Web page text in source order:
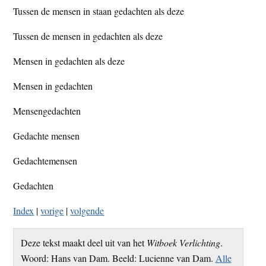
Tussen de mensen in staan gedachten als deze
Tussen de mensen in gedachten als deze
Mensen in gedachten als deze
Mensen in gedachten
Mensengedachten
Gedachte mensen
Gedachtemensen
Gedachten
Index |vorige |volgende
Deze tekst maakt deel uit van hetWitboek Verlichting.
Woord: Hans van Dam. Beeld: Lucienne van Dam. Alle